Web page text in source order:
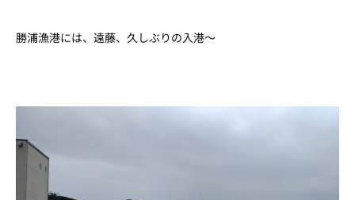
勝浦漁港には、遠藤、久しぶりの入港～